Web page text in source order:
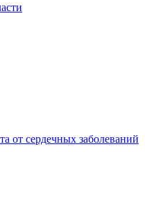
от сердечных заболеваний